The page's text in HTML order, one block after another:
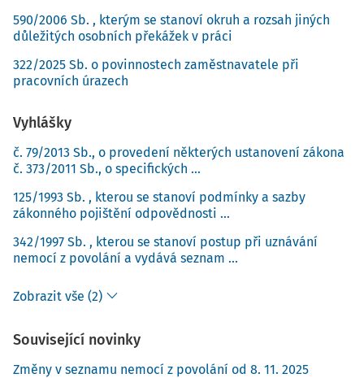
590/2006 Sb. , kterým se stanoví okruh a rozsah jiných
důležitých osobních překážek v práci
322/2025 Sb. o povinnostech zaměstnavatele při
pracovních úrazech
Vyhlášky
č. 79/2013 Sb., o provedení některých ustanovení zákona
č. 373/2011 Sb., o specifických ...
125/1993 Sb. , kterou se stanoví podmínky a sazby
zákonného pojištění odpovědnosti ...
342/1997 Sb. , kterou se stanoví postup při uznávání
nemocí z povolání a vydává seznam ...
Zobrazit vše (2)
Související novinky
Změny v seznamu nemocí z povolání od 8. 11. 2025